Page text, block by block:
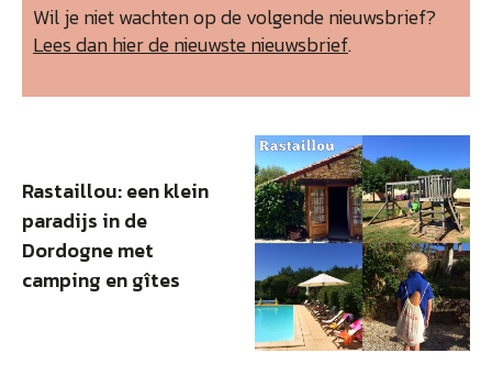
Wil je niet wachten op de volgende nieuwsbrief?
Lees dan hier de nieuwste nieuwsbrief.
Rastaillou: een klein
paradijs in de
Dordogne met
camping en gîtes